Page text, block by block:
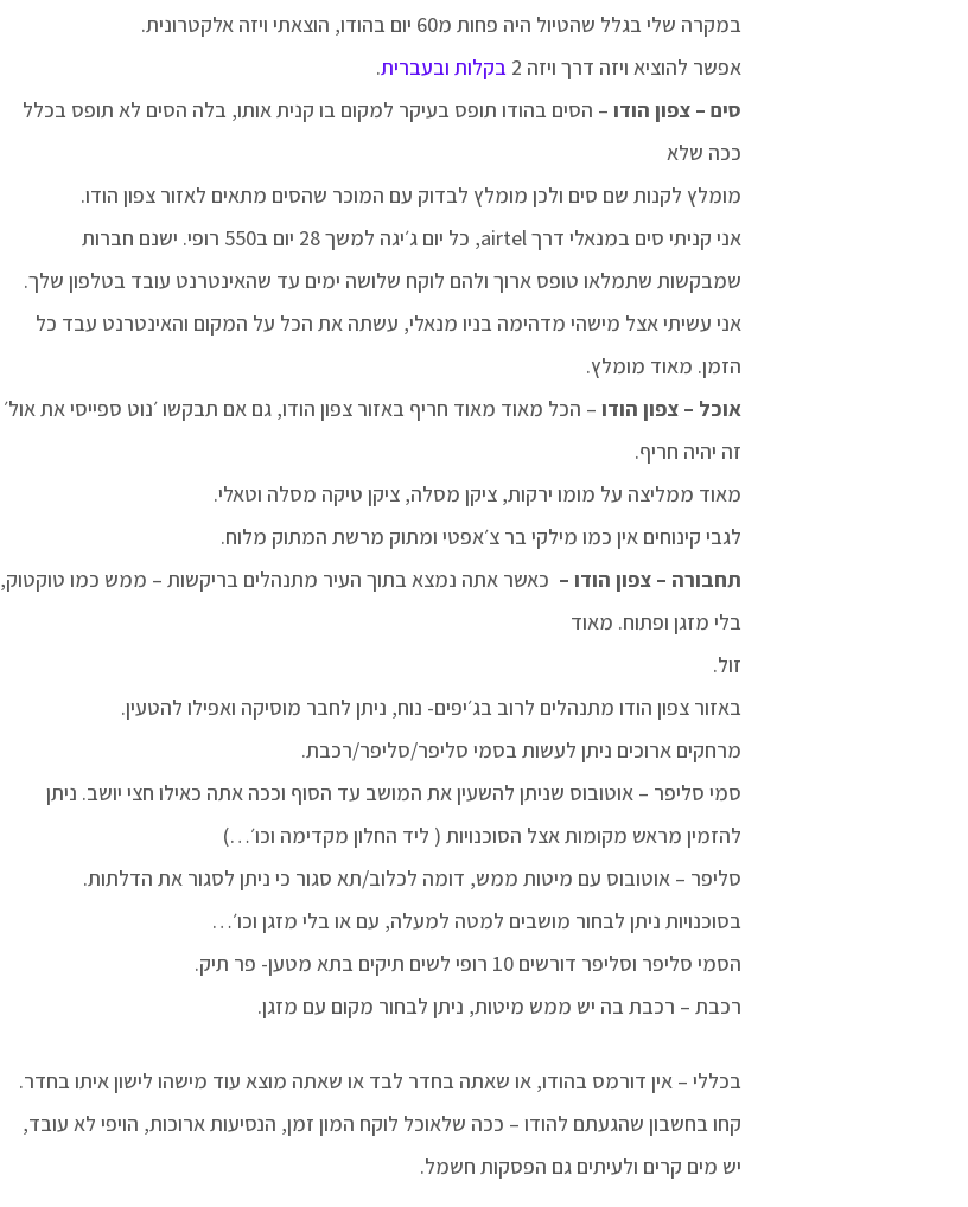
במקרה שלי בגלל שהטיול היה פחות מ60 יום בהודו, הוצאתי ויזה אלקטרונית.
אפשר להוציא ויזה דרך ויזה 2
בקלות ובעברית.
סים – צפון הודו – הסים בהודו תופס בעיקר למקום בו קנית אותו, בלה הסים לא תופס בכלל
ככה שלא
מומלץ לקנות שם סים ולכן מומלץ לבדוק עם המוכר שהסים מתאים לאזור צפון הודו.
אני קניתי סים במנאלי דרך airtel, כל יום ג׳יגה למשך 28 יום ב550 רופי. ישנם חברות
שמבקשות שתמלאו טופס ארוך ולהם לוקח שלושה ימים עד שהאינטרנט עובד בטלפון שלך.
אני עשיתי אצל מישהי מדהימה בניו מנאלי, עשתה את הכל על המקום והאינטרנט עבד כל
הזמן. מאוד מומלץ.
אוכל – צפון הודו – הכל מאוד מאוד חריף באזור צפון הודו, גם אם תבקשו ׳נוט ספייסי את אול׳
זה יהיה חריף.
מאוד ממליצה על מומו ירקות, ציקן מסלה, ציקן טיקה מסלה וטאלי.
לגבי קינוחים אין כמו מילקי בר צ׳אפטי ומתוק מרשת המתוק מלוח.
תחבורה – צפון הודו – כאשר אתה נמצא בתוך העיר מתנהלים בריקשות – ממש כמו טוקטוק,
בלי מזגן ופתוח. מאוד
זול.
באזור צפון הודו מתנהלים לרוב בג׳יפים- נוח, ניתן לחבר מוסיקה ואפילו להטעין.
מרחקים ארוכים ניתן לעשות בסמי סליפר/סליפר/רכבת.
סמי סליפר – אוטובוס שניתן להשעין את המושב עד הסוף וככה אתה כאילו חצי יושב. ניתן
להזמין מראש מקומות אצל הסוכנויות ( ליד החלון מקדימה וכו׳…)
סליפר – אוטובוס עם מיטות ממש, דומה לכלוב/תא סגור כי ניתן לסגור את הדלתות.
בסוכנויות ניתן לבחור מושבים למטה למעלה, עם או בלי מזגן וכו׳…
הסמי סליפר וסליפר דורשים 10 רופי לשים תיקים בתא מטען- פר תיק.
רכבת – רכבת בה יש ממש מיטות, ניתן לבחור מקום עם מזגן.
בכללי – אין דורמס בהודו, או שאתה בחדר לבד או שאתה מוצא עוד מישהו לישון איתו בחדר.
קחו בחשבון שהגעתם להודו – ככה שלאוכל לוקח המון זמן, הנסיעות ארוכות, הויפי לא עובד,
יש מים קרים ולעיתים גם הפסקות חשמל.